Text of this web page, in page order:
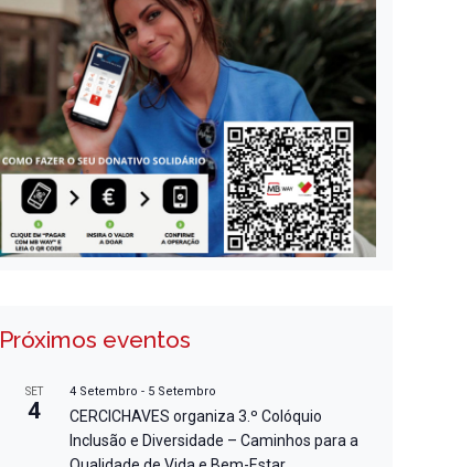
Próximos eventos
SET
4
4 Setembro - 5 Setembro
CERCICHAVES organiza 3.º Colóquio
Inclusão e Diversidade – Caminhos para a